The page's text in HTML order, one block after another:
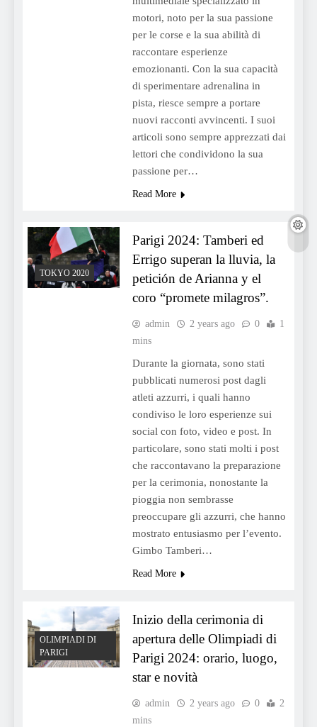
motori, noto per la sua passione
per le corse e la sua abilità di
raccontare esperienze
emozionanti. Con la sua capacità
di sperimentare adrenalina in
pista, riesce sempre a portare
nuovi racconti avvincenti. I suoi
articoli sono sempre apprezzati dai
lettori che condividono la sua
passione per…
Read More
TOKYO 2020
Parigi 2024: Tamberi ed
Errigo superan la lluvia, la
petición de Arianna y el
coro “promete milagros”.
admin 2 years ago 0
1
mins
Durante la giornata, sono stati
pubblicati numerosi post dagli
atleti azzurri, i quali hanno
condiviso le loro esperienze sui
social con foto, video e post. In
particolare, sono stati molti i post
che raccontavano la preparazione
per la cerimonia, nonostante la
pioggia non sembrasse
preoccupare gli azzurri, che hanno
mostrato entusiasmo per l’evento.
Gimbo Tamberi…
Read More
OLIMPIADI DI
PARIGI
Inizio della cerimonia di
apertura delle Olimpiadi di
Parigi 2024: orario, luogo,
star e novità
admin 2 years ago 0
2
mins